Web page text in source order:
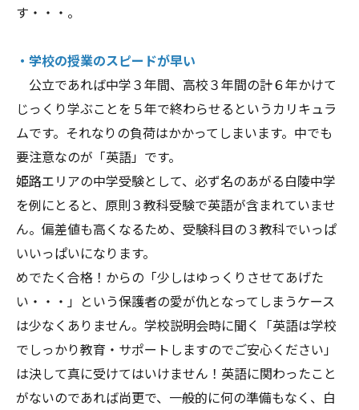
す・・・。
・学校の授業のスピードが早い
公立であれば中学３年間、高校３年間の計６年かけて
じっくり学ぶことを５年で終わらせるというカリキュラ
ムです。それなりの負荷はかかってしまいます。中でも
要注意なのが「英語」です。
姫路エリアの中学受験として、必ず名のあがる白陵中学
を例にとると、原則３教科受験で英語が含まれていませ
ん。偏差値も高くなるため、受験科目の３教科でいっぱ
いいっぱいになります。
めでたく合格！からの「少しはゆっくりさせてあげた
い・・・」という保護者の愛が仇となってしまうケース
は少なくありません。学校説明会時に聞く「英語は学校
でしっかり教育・サポートしますのでご安心ください」
は決して真に受けてはいけません！英語に関わったこと
がないのであれば尚更で、一般的に何の準備もなく、白